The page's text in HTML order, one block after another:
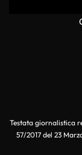
Testata giornalistica
57/2017 del 23